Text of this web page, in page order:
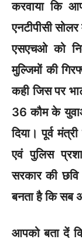
करवाया कि
एनटीपीसी
एसएचओ को
मुल्जिमों की
कही जिस पर
36 कौम के
दिया। पूर्व
एवं पुलिस
सरकार की छवि
बनता है कि सब
आपको बता दें